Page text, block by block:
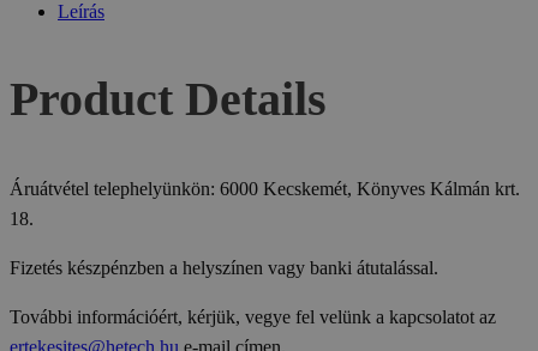
Leírás
Product Details
Áruátvétel telephelyünkön: 6000 Kecskemét, Könyves Kálmán krt.
18.
Fizetés készpénzben a helyszínen vagy banki átutalással.
További információért, kérjük, vegye fel velünk a kapcsolatot az
ertekesites@hetech.hu e-mail címen.